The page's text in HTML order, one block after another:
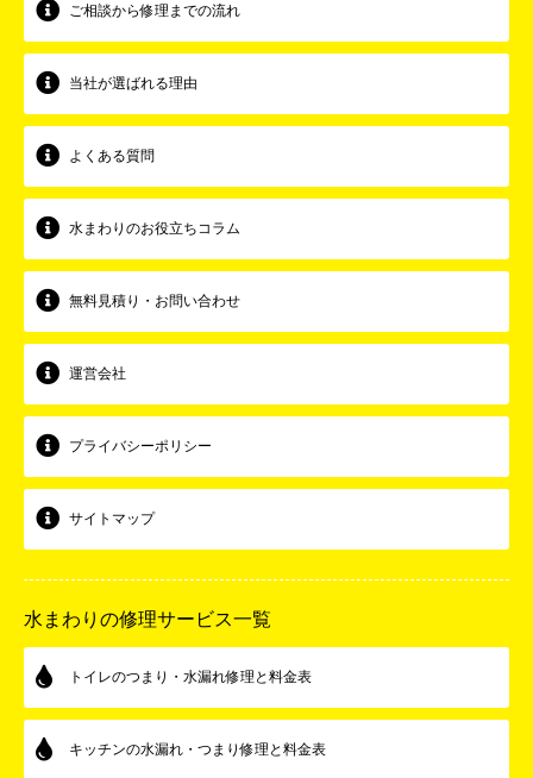
ご相談から修理までの流れ
当社が選ばれる理由
よくある質問
水まわりのお役立ちコラム
無料見積り・お問い合わせ
運営会社
プライバシーポリシー
サイトマップ
水まわりの修理サービス一覧
トイレのつまり・水漏れ修理と料金表
キッチンの水漏れ・つまり修理と料金表